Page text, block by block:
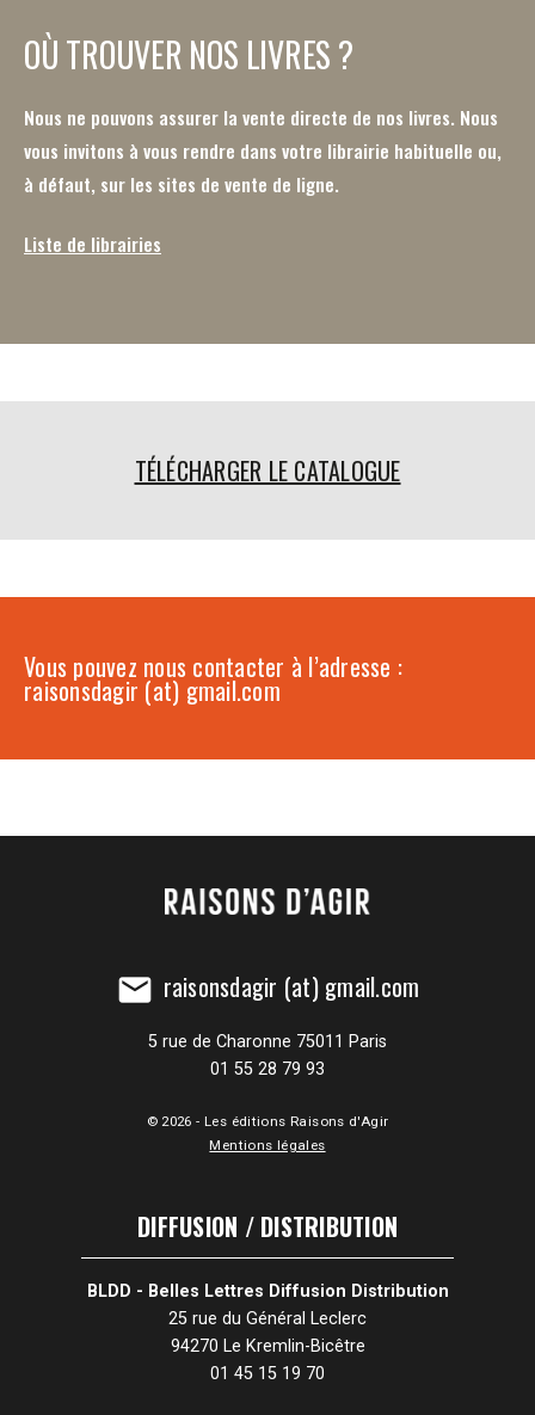
OÙ TROUVER NOS LIVRES ?
Nous ne pouvons assurer la vente directe de nos livres. Nous
vous invitons à vous rendre dans votre librairie habituelle ou,
à défaut, sur les sites de vente de ligne.
Liste de librairies
TÉLÉCHARGER LE CATALOGUE
Vous pouvez nous contacter à l’adresse :
raisonsdagir (at) gmail.com
mail raisonsdagir (at) gmail.com
5 rue de Charonne 75011 Paris
01 55 28 79 93
© 2026 - Les éditions Raisons d'Agir
Mentions légales
DIFFUSION / DISTRIBUTION
BLDD - Belles Lettres Diffusion Distribution
25 rue du Général Leclerc
94270 Le Kremlin-Bicêtre
01 45 15 19 70